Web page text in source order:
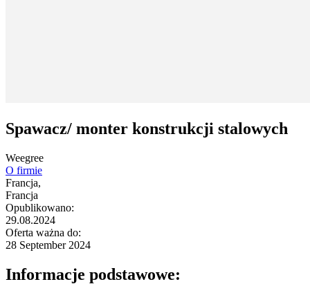
Spawacz/ monter konstrukcji stalowych
Weegree
O firmie
Francja,
Francja
Opublikowano:
29.08.2024
Oferta ważna do:
28 September 2024
Informacje podstawowe: